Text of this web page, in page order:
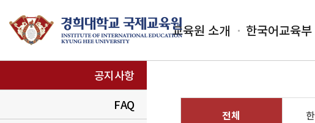
교육원 소개 한국어교육부
공지사항
FAQ
전체